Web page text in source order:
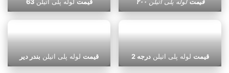
قیمت لوله پلی اتیلن63 قیمت لوله پلی اتیلن ۲۰۰
قیمت لوله پلی اتیلن بندر دیر قیمت لوله پلی اتیلندرجه 2